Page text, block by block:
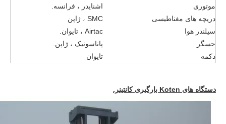
موتوری
اشنایدر ، فرانسه.
دریچه های مغناطیسی
SMC ، ژاپن
سیلندر هوا
Airtac ، تایوان.
حسگر
پاناسونیک ، ژاپن.
دکمه
تایوان
دستگاه های Koten بارگیری کانتینر.